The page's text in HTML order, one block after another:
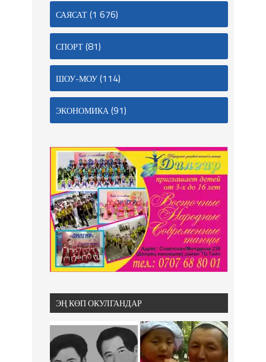
САЯСАТ(1 676)
СПОРТ(81)
ШОУ-МОУ(114)
ЭКОНОМИКА(91)
ЭҢ КӨП ОКУЛГАНДАР